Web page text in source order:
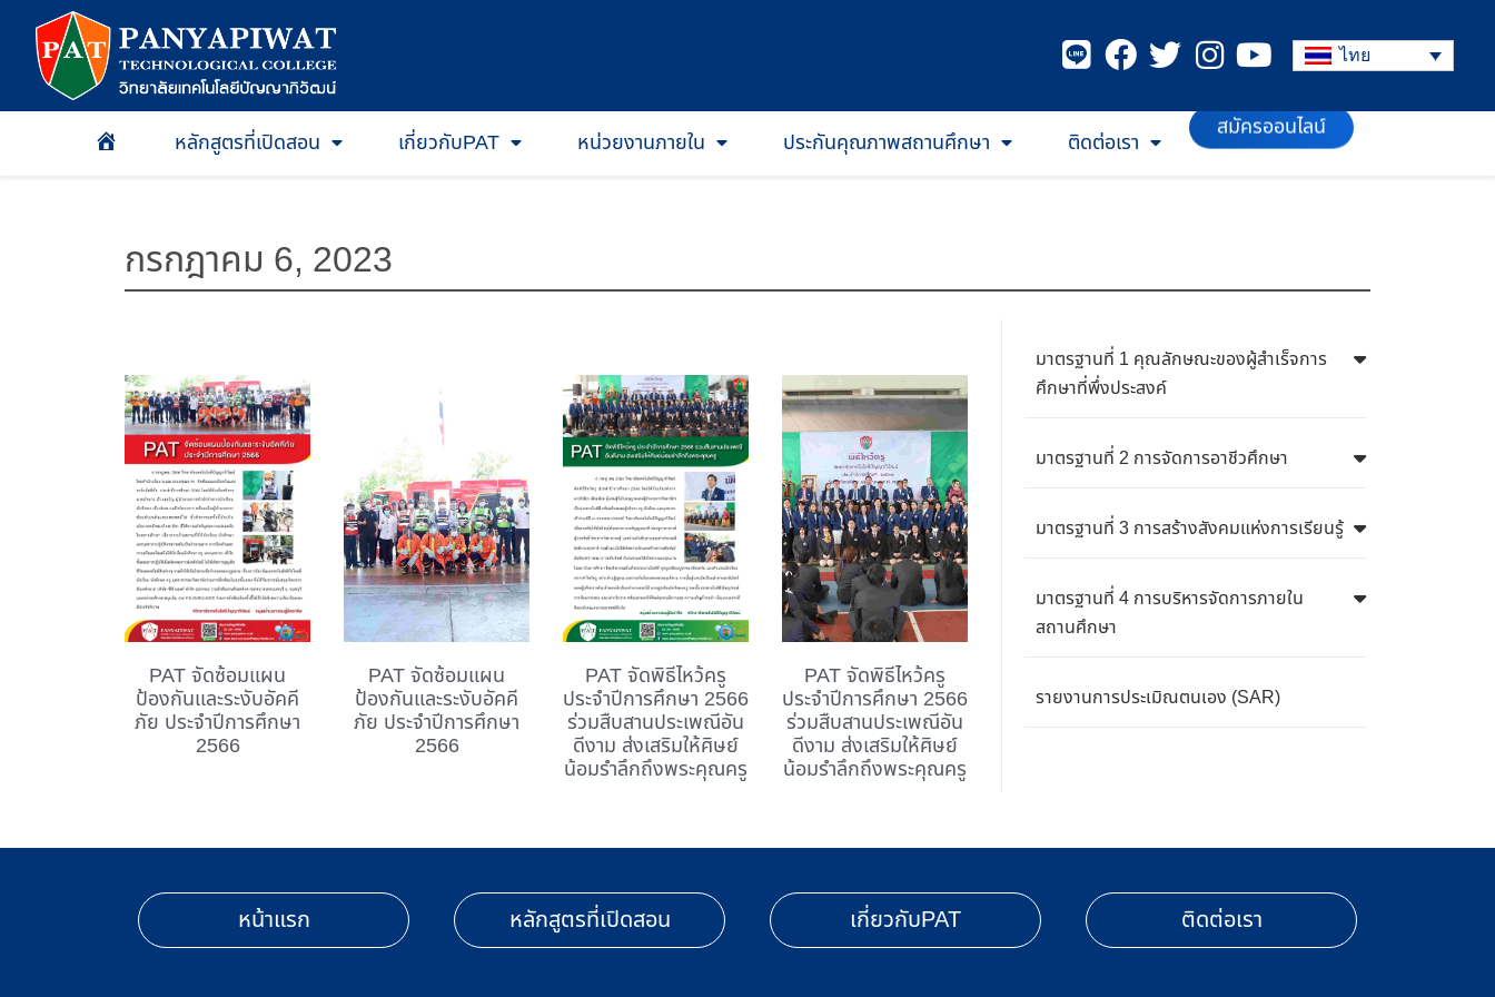
ไทย
หน้าเเรก
หลักสูตรที่เปิดสอน เกี่ยวกับPAT หน่วยงานภายใน ประกันคุณภาพสถานศึกษา ติดต่อเรา สมัครออนไลน์
กรกฎาคม 6, 2023
PAT จัดซ้อมแผน
ป้องกันและระงับอัคคี
ภัย ประจำปีการศึกษา
2566
PAT จัดซ้อมแผน
ป้องกันและระงับอัคคี
ภัย ประจำปีการศึกษา
2566
PAT จัดพิธีไหว้ครู
ประจำปีการศึกษา 2566
ร่วมสืบสานประเพณีอัน
ดีงาม ส่งเสริมให้ศิษย์
น้อมรำลึกถึงพระคุณครู
PAT จัดพิธีไหว้ครู
ประจำปีการศึกษา 2566
ร่วมสืบสานประเพณีอัน
ดีงาม ส่งเสริมให้ศิษย์
น้อมรำลึกถึงพระคุณครู
มาตรฐานที่ 1 คุณลักษณะของผู้สำเร็จการ
ศึกษาที่พึ่งประสงค์
มาตรฐานที่ 2 การจัดการอาชีวศึกษา
มาตรฐานที่ 3 การสร้างสังคมแห่งการเรียนรู้
มาตรฐานที่ 4 การบริหารจัดการภายใน
สถานศึกษา
รายงานการประเมิณตนเอง (SAR)
หน้าแรก หลักสูตรที่เปิดสอน เกี่ยวกับPAT ติดต่อเรา